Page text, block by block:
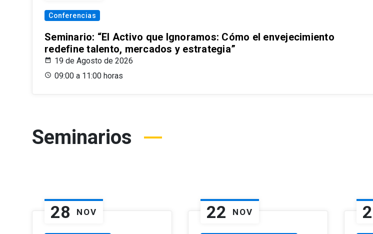
Conferencias
Seminario: “El Activo que Ignoramos: Cómo el envejecimiento
redefine talento, mercados y estrategia”
19 de Agosto de 2026
09:00 a 11:00 horas
Seminarios
28 NOV 22 NOV